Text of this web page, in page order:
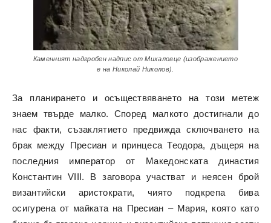
Каменният надгробен надпис от Михаловце (изображението
е на Николай Николов).
За планирането и осъществяването на този метеж
знаем твърде малко. Според малкото достигнали до
нас факти, съзаклятието предвижда сключването на
брак между Пресиан и принцеса Теодора, дъщеря на
последния император от Македонската династия
Константин VIII. В заговора участват и неясен брой
византийски аристократи, чиято подкрепа бива
осигурена от майката на Пресиан – Мария, която като